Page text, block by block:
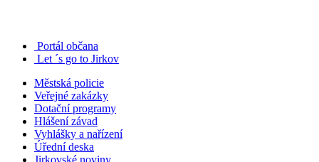
Portál občana
Let ´s go to Jirkov
Městská policie
Veřejné zakázky
Dotační programy
Hlášení závad
Vyhlášky a nařízení
Úřední deska